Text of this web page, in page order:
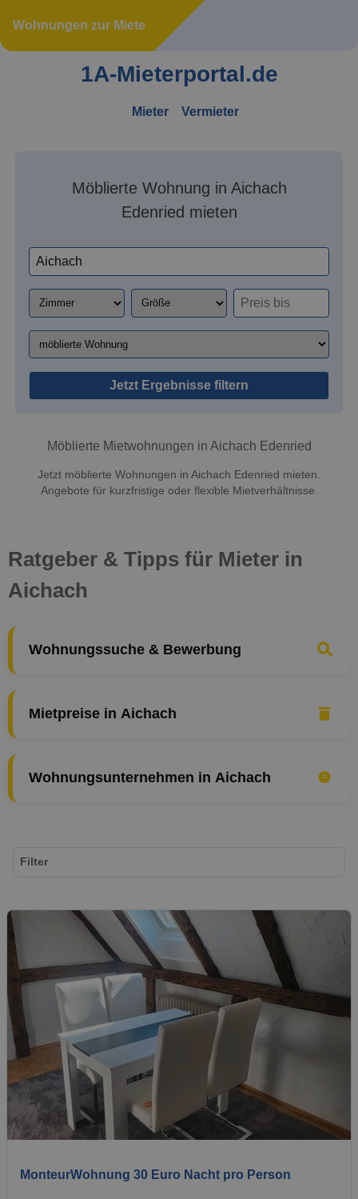
Wohnungen zur Miete
1A-Mieterportal.de
Mieter Vermieter
Möblierte Wohnung in Aichach
Edenried mieten
Jetzt Ergebnisse filtern
Möblierte Mietwohnungen in Aichach Edenried
Jetzt möblierte Wohnungen in Aichach Edenried mieten.
Angebote für kurzfristige oder flexible Mietverhältnisse.
Ratgeber & Tipps für Mieter in
Aichach
Wohnungssuche & Bewerbung
Mietpreise in Aichach
Wohnungsunternehmen in Aichach
1 / 5
MonteurWohnung 30 Euro Nacht pro Person
Filter